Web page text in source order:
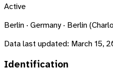
Active
Berlin · Germany · Berlin
Data last updated: March 15,
Identification